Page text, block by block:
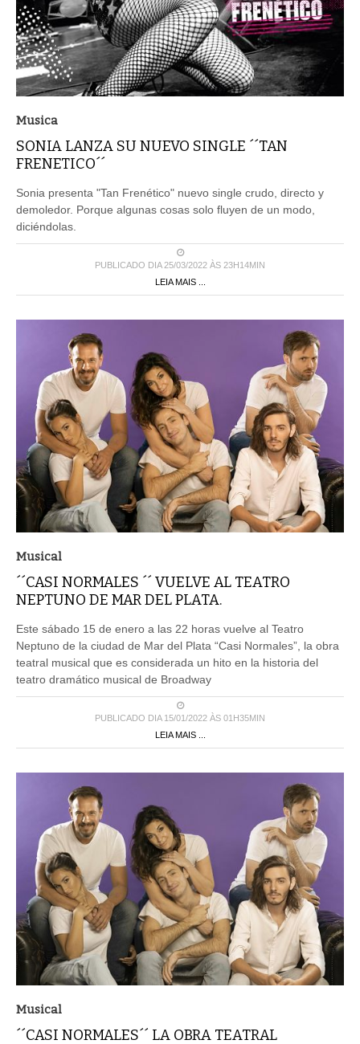
Musica
SONIA LANZA SU NUEVO SINGLE ´´TAN
FRENETICO´´
Sonia presenta "Tan Frenético" nuevo single crudo, directo y
demoledor. Porque algunas cosas solo fluyen de un modo,
diciéndolas.
PUBLICADO DIA 25/03/2022 ÀS 23H14MIN
LEIA MAIS ...
Musical
´´CASI NORMALES ´´ VUELVE AL TEATRO
NEPTUNO DE MAR DEL PLATA.
Este sábado 15 de enero a las 22 horas vuelve al Teatro
Neptuno de la ciudad de Mar del Plata “Casi Normales”, la obra
teatral musical que es considerada un hito en la historia del
teatro dramático musical de Broadway
PUBLICADO DIA 15/01/2022 ÀS 01H35MIN
LEIA MAIS ...
Musical
´´CASI NORMALES´´ LA OBRA TEATRAL